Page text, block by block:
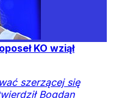
KO wziął
szerzącej się
Bogdan